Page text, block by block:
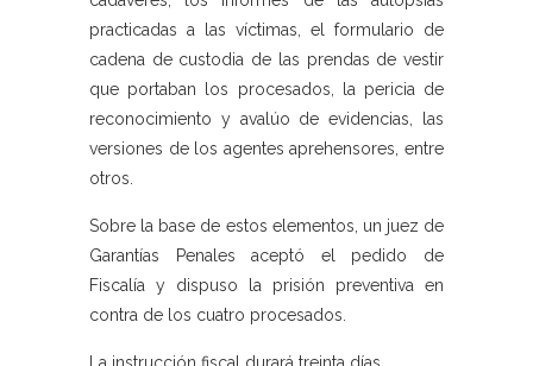
practicadas a las víctimas, el formulario de
cadena de custodia de las prendas de vestir
que portaban los procesados, la pericia de
reconocimiento y avalúo de evidencias, las
versiones de los agentes aprehensores, entre
otros.
Sobre la base de estos elementos, un juez de
Garantías Penales aceptó el pedido de
Fiscalía y dispuso la prisión preventiva en
contra de los cuatro procesados.